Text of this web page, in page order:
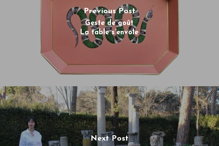
Previous Post
Geste de goût
La table s’envole
Next Post